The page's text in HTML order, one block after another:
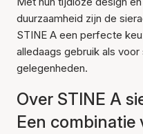
duurzaamheid zijn de
STINE A een perfecte
alledaags gebruik als voor
gelegenheden.
Over STINE A
Een combinatie